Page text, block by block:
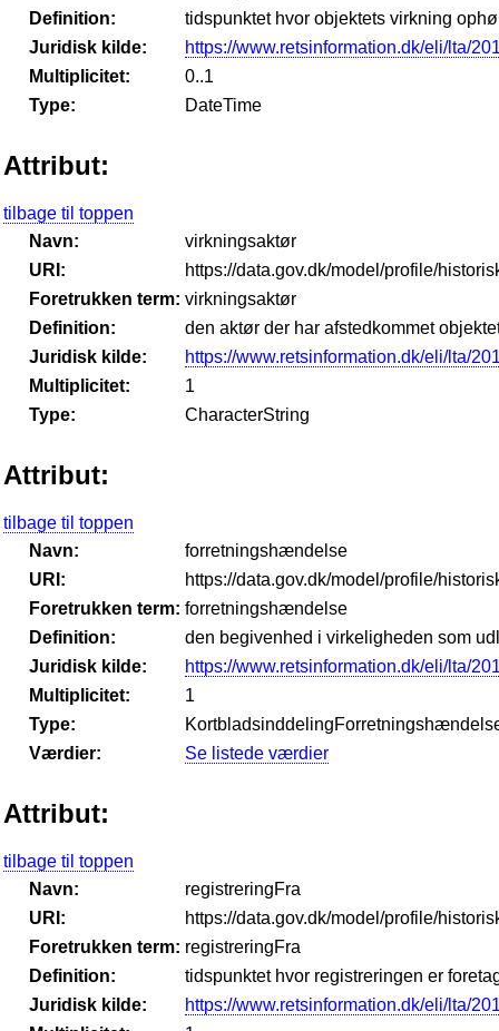
Definition:
tidspunktet hvor objektets virkning
Juridisk kilde:
https://www.retsinformation.dk/eli/lta/
Multiplicitet:
0..1
Type:
DateTime
Attribut:
tilbage til toppen
Navn:
virkningsaktør
URI:
https://data.gov.dk/model/profile/
Foretrukken term: virkningsaktør
Definition:
den aktør der har afstedkommet
Juridisk kilde:
https://www.retsinformation.dk/eli/lta/
Multiplicitet:
1
Type:
CharacterString
Attribut:
tilbage til toppen
Navn:
forretningshændelse
URI:
https://data.gov.dk/model/profile/
Foretrukken term: forretningshændelse
Definition:
den begivenhed i virkeligheden som
Juridisk kilde:
https://www.retsinformation.dk/eli/lta/
Multiplicitet:
1
Type:
Værdier:
Se listede værdier
Attribut:
tilbage til toppen
Navn:
registreringFra
URI:
https://data.gov.dk/model/profile/
Foretrukken term: registreringFra
Definition:
tidspunktet hvor registreringen er
Juridisk kilde:
https://www.retsinformation.dk/eli/lta/